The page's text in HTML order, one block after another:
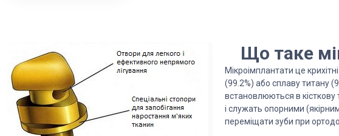
Що таке
Мікроімплантати це
(99.2%) або сплаву титану
встановлюються в
і служать опорними
переміщати зуби при